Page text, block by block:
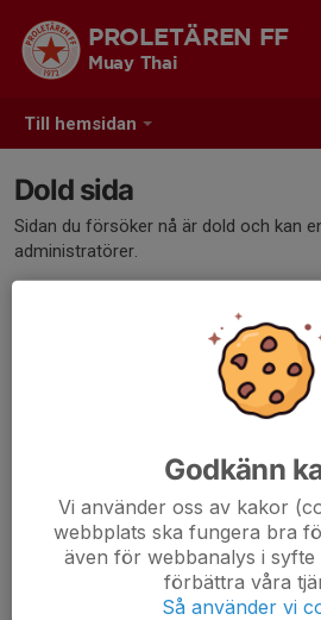
Till hemsidan
PROLETÄREN FF
Muay Thai
Dold sida
Sidan du försöker nå är dold och kan
administratörer.
Godkänn
Vi använder oss av kakor
webbplats ska fungera bra
även för webbanalys i syfte
förbättra våra
Så använder vi